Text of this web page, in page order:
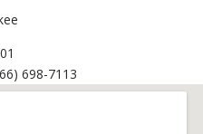
698-7113